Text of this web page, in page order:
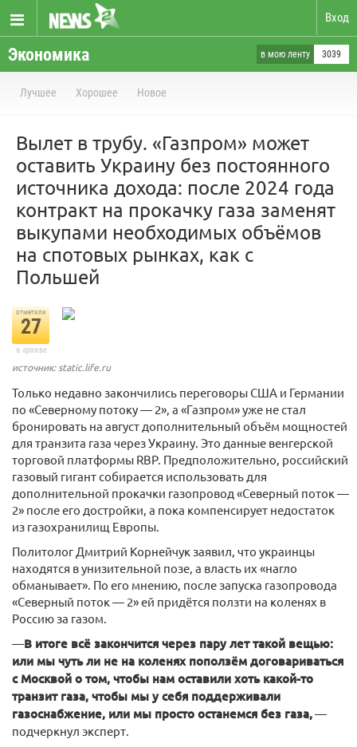
Вход
Экономика в мою ленту 3039
Лучшее Хорошее Новое
Вылет в трубу. «Газпром» может
оставить Украину без постоянного
источника дохода: после 2024 года
контракт на прокачку газа заменят
выкупами необходимых объёмов
на спотовых рынках, как с
Польшей
отметили
27
в архиве
источник: static.life.ru
Только недавно закончились переговоры США и Германии
по «Северному потоку — 2», а «Газпром» уже не стал
бронировать на август дополнительный объём мощностей
для транзита газа через Украину. Это данные венгерской
торговой платформы RBP. Предположительно, российский
газовый гигант собирается использовать для
дополнительной прокачки газопровод «Северный поток —
2» после его достройки, а пока компенсирует недостаток
из газохранилищ Европы.
Политолог Дмитрий Корнейчук заявил, что украинцы
находятся в унизительной позе, а власть их «нагло
обманывает». По его мнению, после запуска газопровода
«Северный поток — 2» ей придётся ползти на коленях в
Россию за газом.
—В итоге всё закончится через пару лет такой вещью:
или мы чуть ли не на коленях поползём договариваться
с Москвой о том, чтобы нам оставили хоть какой-то
транзит газа, чтобы мы у себя поддерживали
газоснабжение, или мы просто останемся без газа,—
подчеркнул эксперт.